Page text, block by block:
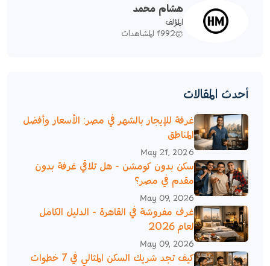
هشام محمد
المؤلف
1992 المشاهدات
أحدث المقالات
غرفة للإيجار بالشهر في مصر: الأسعار وأفضل
المناطق
May 21, 2026
سكن بدون كومشن - هل تلاقي غرفة بدون
مقدم في مصر؟
May 09, 2026
غرف مفروشة في القاهرة - الدليل الكامل
لعام 2026
May 09, 2026
كيف تجد شريك السكن المثالي في 7 خطوات